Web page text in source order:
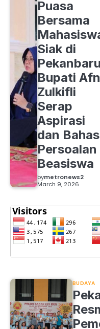
Puasa
Bersama
Siak di
Bupati
Zulkifli
Serap
Aspirasi
dan Bahas
Persoalan
Beasiswa
bymetronews2
March 9, 2026
BUDAYA